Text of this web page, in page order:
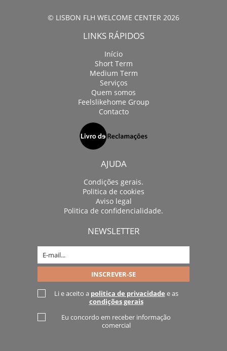
© LISBON FLH WELCOME CENTER 2026
LINKS RÁPIDOS
Início
Short Term
Medium Term
Serviços
Quem somos
Feelslikehome Group
Contacto
AJUDA
Condições gerais.
Politica de cookies
Aviso legal
Politica de confidencialidade.
NEWSLETTER
Li e aceito a politica de privacidade e as
condições gerais
Eu concordo em receber informação
comercial